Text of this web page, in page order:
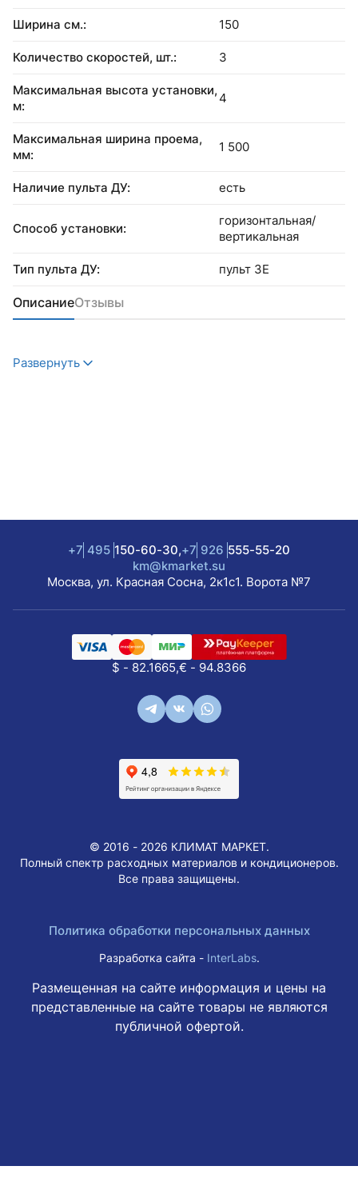
Ширина см.: 150
Количество скоростей, шт.: 3
Максимальная высота установки,
м:
4
Максимальная ширина проема,
мм:
1 500
Наличие пульта ДУ: есть
Способ установки:
горизонтальная/
вертикальная
Тип пульта ДУ: пульт 3Е
ОписаниеОтзывы
Развернуть
+7 495 150-60-30,+7 926 555-55-20
km@kmarket.su
Москва, ул. Красная Сосна, 2к1с1. Ворота №7
$ - 82.1665,€ - 94.8366
© 2016 - 2026 КЛИМАТ МАРКЕТ.
Полный спектр расходных материалов и кондиционеров.
Все права защищены.
Политика обработки персональных данных
Разработка сайта - InterLabs.
Размещенная на сайте информация и цены на
представленные на сайте товары не являются
публичной офертой.